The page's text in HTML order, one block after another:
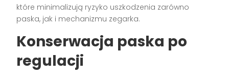
które minimalizują ryzyko uszkodzenia zarówno
paska, jak i mechanizmu zegarka.
Konserwacja paska po
regulacji